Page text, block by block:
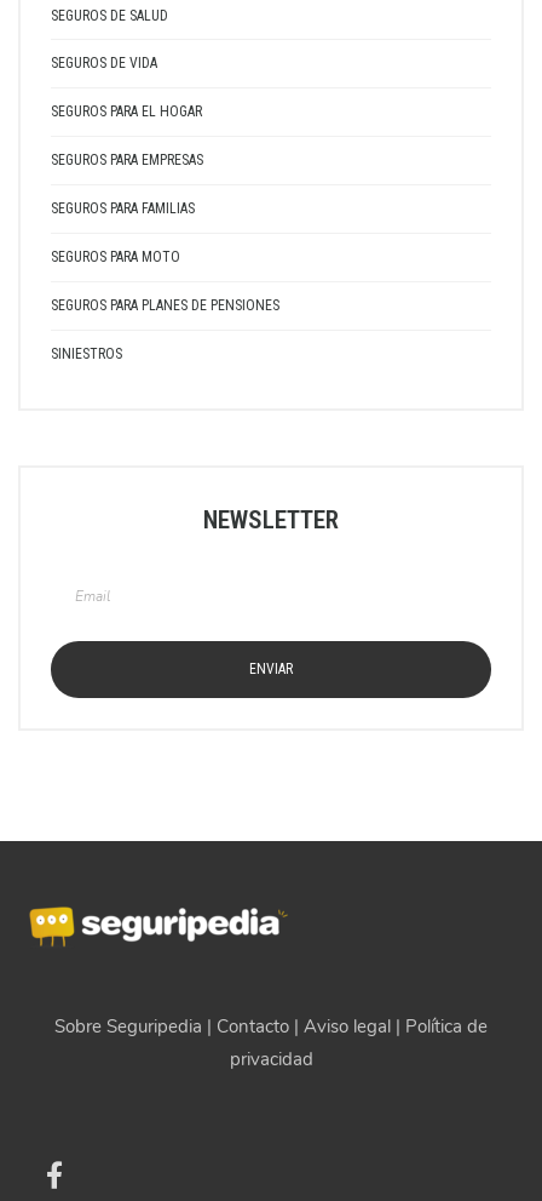
SEGUROS DE SALUD
SEGUROS DE VIDA
SEGUROS PARA EL HOGAR
SEGUROS PARA EMPRESAS
SEGUROS PARA FAMILIAS
SEGUROS PARA MOTO
SEGUROS PARA PLANES DE PENSIONES
SINIESTROS
NEWSLETTER
Sobre Seguripedia | Contacto | Aviso legal | Política de
privacidad